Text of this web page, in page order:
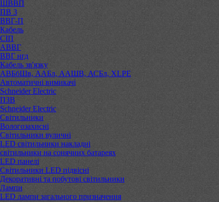
ШВВП
ПВ 3
ВВГ-П
Кабель
СІП
АВВГ
ВВГ нгд
Кабель зв'язку
АВБбШв, ААБл, ААШВ, АСБл, XLPE
Автоматичні вимикачі
Schneider Electric
ПЗВ
Schneider Electric
Світильники
Вологозахисні
Світильники вуличні
LED світильники накладні
світильники на сонячних батареях
LED панелі
Світильники LED підвісні
Декоративні та побутові світильники
Лампи
LED лампи загального призначення